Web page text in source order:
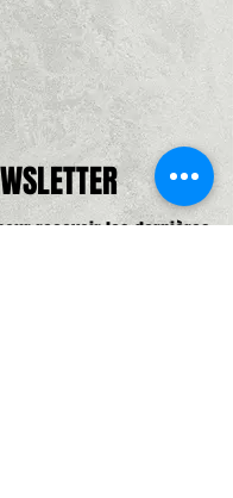
recevoir les dernières